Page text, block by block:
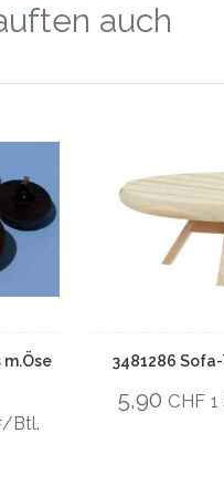
auch
/Btl.
3481286 Sofa-
5,90 CHF